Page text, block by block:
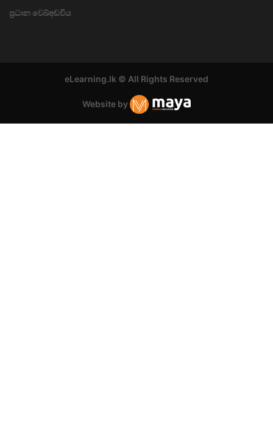
ප්‍රධාන වෙබ්අඩවිය
eLearning.lk © All Rights Reserved
Website by